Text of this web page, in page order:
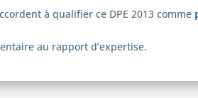
à qualifier ce DPE 2013comme
au rapport d’expertise.